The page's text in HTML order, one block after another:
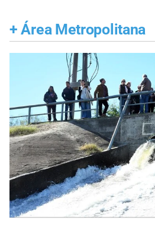
+ Área Metropolitana